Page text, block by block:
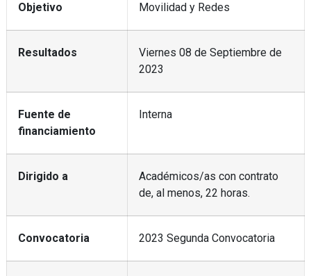
Objetivo Movilidad y Redes
Resultados
Viernes 08 de Septiembre de
2023
Fuente de
financiamiento
Interna
Dirigido a
Académicos/as con contrato
de, al menos, 22 horas.
Convocatoria 2023 Segunda Convocatoria